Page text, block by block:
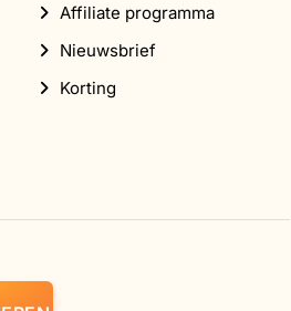
Affiliate programma
Nieuwsbrief
Korting